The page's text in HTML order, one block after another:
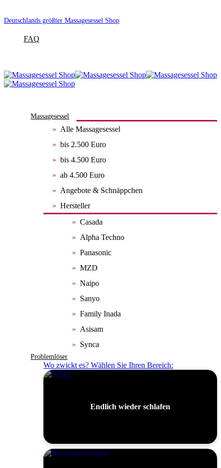
Deutschlands größter Massagesessel Shop
FAQ
Massagesessel
Alle Massagesessel
bis 2.500 Euro
bis 4.500 Euro
ab 4.500 Euro
Angebote & Schnäppchen
Hersteller
Casada
Alpha Techno
Panasonic
MZD
Naipo
Sanyo
Family Inada
Asisam
Synca
Problemlöser
Wo zwickt es? Wählen Sie Ihren Bereich:
Endlich wieder schlafen